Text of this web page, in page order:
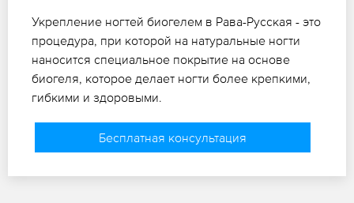
Укрепление ногтей биогелем в Рава-Русская - это
процедура, при которой на натуральные ногти
наносится специальное покрытие на основе
биогеля, которое делает ногти более крепкими,
гибкими и здоровыми.
Бесплатная консультация